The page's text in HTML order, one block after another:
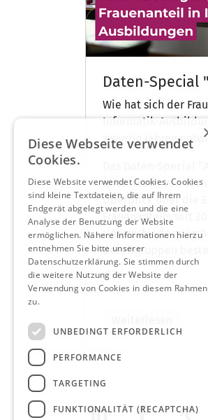
Daten-Special
Wie hat sich der
Informatik-
zwanzig Jahren
Das Daten-Special
Informatik” von
Überblick über die
Frauenanteils seit
Unterschiede
Berufsgruppen
Diese Webseite verwendet
Cookies.
Diese Website verwendet Cookies. Cookies
sind kleine Textdateien, die auf Ihrem
Endgerät abgelegt werden und die eine
Analyse der Benutzung der Website
ermöglichen. Nähere Informationen hierzu
entnehmen Sie bitte unserer
Datenschutzerklärung. Sie stimmen durch
die weitere Nutzung der Website der
Verwendung von Cookies in diesem Rahmen
zu.
UNBEDINGT ERFORDERLICH
PERFORMANCE
TARGETING
FUNKTIONALITÄT (RECAPTCHA)